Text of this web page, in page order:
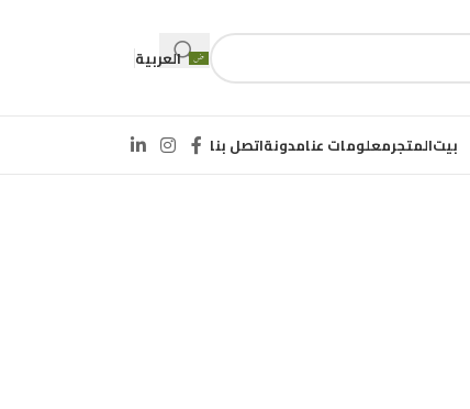
العربية
بيتالمتجرمعلومات عنامدونةاتصل بنا